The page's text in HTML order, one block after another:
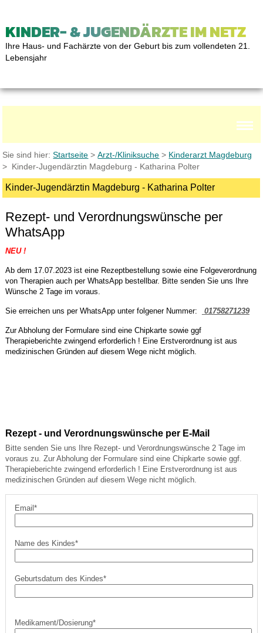
KINDER- & JUGENDÄRZTE IM NETZ
Ihre Haus- und Fachärzte von der Geburt bis zum vollendeten 21.
Lebensjahr
Sie sind hier:Startseite >Arzt-/Kliniksuche > Kinderarzt Magdeburg
> Kinder-Jugendärztin Magdeburg - Katharina Polter
Kinder-Jugendärztin Magdeburg - Katharina Polter
Rezept- und Verordnungswünsche per
WhatsApp
NEU !
Ab dem 17.07.2023 ist eine Rezeptbestellung sowie eine Folgeverordnung
von Therapien auch per WhatsApp bestellbar. Bitte senden Sie uns Ihre
Wünsche 2 Tage im voraus.
Sie erreichen uns per WhatsApp unter folgener Nummer: 01758271239
Zur Abholung der Formulare sind eine Chipkarte sowie ggf
Therapieberichte zwingend erforderlich ! Eine Erstverordnung ist aus
medizinischen Gründen auf diesem Wege nicht möglich.
Rezept - und Verordnungswünsche per E-Mail
Bitte senden Sie uns Ihre Rezept- und Verordnungswünsche 2 Tage im
voraus zu. Zur Abholung der Formulare sind eine Chipkarte sowie ggf.
Therapieberichte zwingend erforderlich ! Eine Erstverordnung ist aus
medizinischen Gründen auf diesem Wege nicht möglich.
Email*
Name des Kindes*
Geburtsdatum des Kindes*
Medikament/Dosierung*